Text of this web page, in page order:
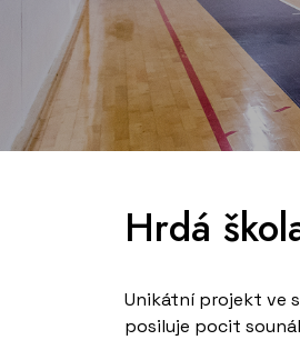
Hrdá
Unikátní projekt ve
posiluje pocit